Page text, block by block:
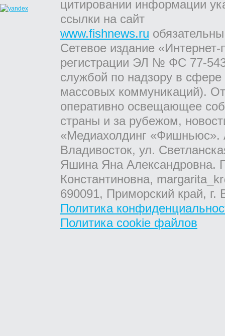
цитировании информации
ссылки на сайт
www.fishnews.ru
Сетевое издание
регистрации ЭЛ № ФС 77-
службой по надзору в
массовых коммуникаций).
оперативно освещающее
страны и за рубежом,
«Медиахолдинг «Фишньюс».
Владивосток, ул.
Яшина Яна Александровна.
Константиновна,
690091, Приморский край,
Политика
Политика cookie файлов